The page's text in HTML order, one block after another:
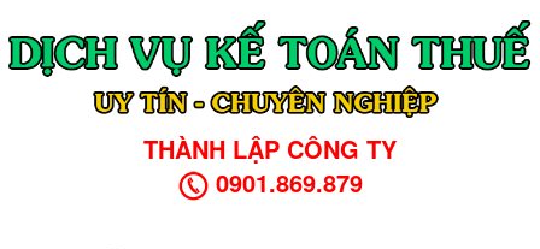
THÀNH LẬP CÔNG TY
0901.869.879